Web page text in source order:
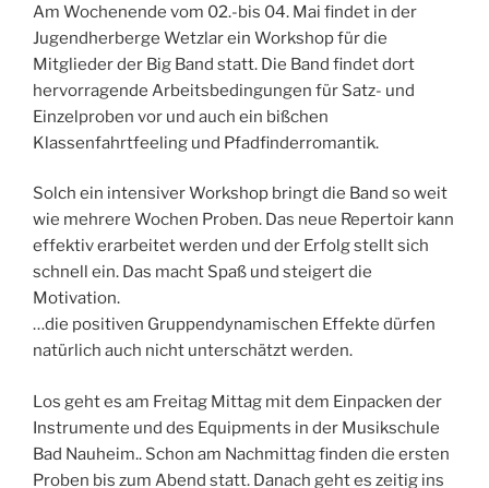
Am Wochenende vom 02.-bis 04. Mai findet in der
Jugendherberge Wetzlar ein Workshop für die
Mitglieder der Big Band statt. Die Band findet dort
hervorragende Arbeitsbedingungen für Satz- und
Einzelproben vor und auch ein bißchen
Klassenfahrtfeeling und Pfadfinderromantik.
Solch ein intensiver Workshop bringt die Band so weit
wie mehrere Wochen Proben. Das neue Repertoir kann
effektiv erarbeitet werden und der Erfolg stellt sich
schnell ein. Das macht Spaß und steigert die
Motivation.
…die positiven Gruppendynamischen Effekte dürfen
natürlich auch nicht unterschätzt werden.
Los geht es am Freitag Mittag mit dem Einpacken der
Instrumente und des Equipments in der Musikschule
Bad Nauheim.. Schon am Nachmittag finden die ersten
Proben bis zum Abend statt. Danach geht es zeitig ins